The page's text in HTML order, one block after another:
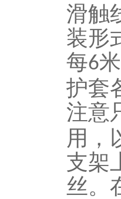
滑触
装形
每6
护套
注意
用，
支架
丝。